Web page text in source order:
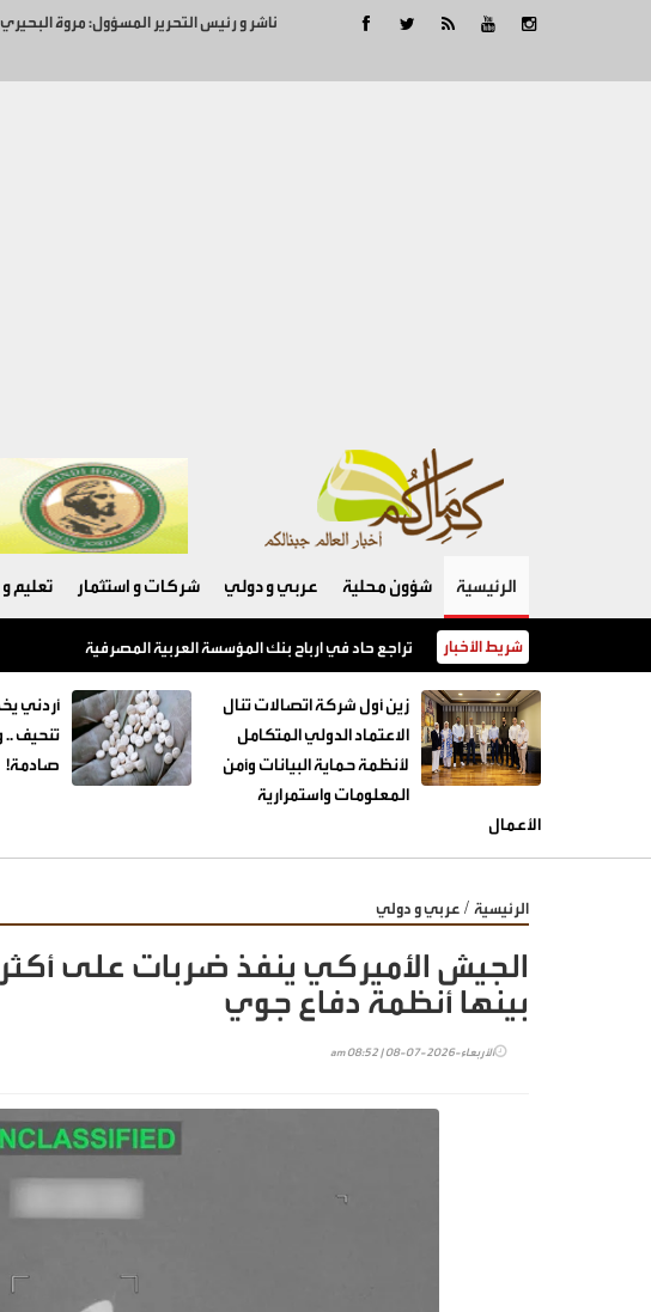
ناشر و رئيس التحرير المسؤول: مروة البحيري
الرئيسية شؤون محلية عربي و دولي شركات و استثمار تعليم
شريط الأخبار تراجع حاد في ارباح بنك المؤسسة العربية المصرفية
زين أول شركة اتصالات تنال
الاعتماد الدولي المتكامل
لأنظمة حماية البيانات وأمن
المعلومات واستمرارية
الأعمال
أردني
تنحيف ..
صادمة!
الرئيسية / عربي و دولي
بينها أنظمة دفاع جوي
الأربعاء-2026-07-08 | 08:52 am